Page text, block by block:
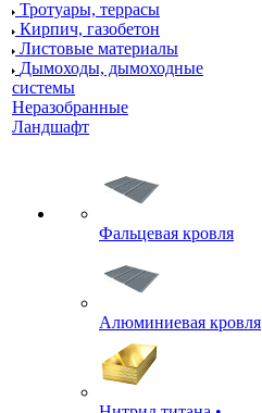
Тротуары, террасы
Кирпич, газобетон
Листовые материалы
Дымоходы, дымоходные
системы
Неразобранные
Ландшафт
Фальцевая кровля
Алюминиевая кровля